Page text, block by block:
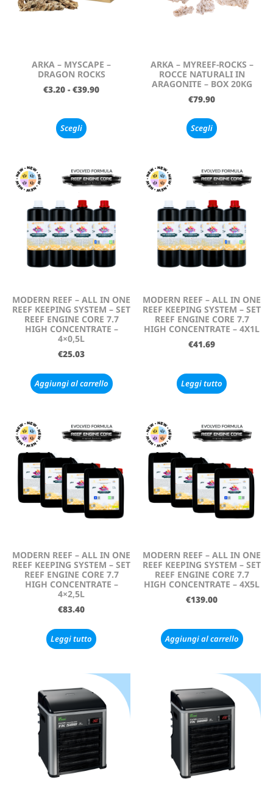
ARKA – MYSCAPE –
DRAGON ROCKS
€3.20 - €39.90
Scegli
ARKA – MYREEF-ROCKS –
ROCCE NATURALI IN
ARAGONITE – BOX 20KG
€79.90
Scegli
MODERN REEF – ALL IN ONE
REEF KEEPING SYSTEM – SET
REEF ENGINE CORE 7.7
HIGH CONCENTRATE –
4×0,5L
€25.03
Aggiungi al carrello
MODERN REEF – ALL IN ONE
REEF KEEPING SYSTEM – SET
REEF ENGINE CORE 7.7
HIGH CONCENTRATE – 4X1L
€41.69
Leggi tutto
MODERN REEF – ALL IN ONE
REEF KEEPING SYSTEM – SET
REEF ENGINE CORE 7.7
HIGH CONCENTRATE –
4×2,5L
€83.40
Leggi tutto
MODERN REEF – ALL IN ONE
REEF KEEPING SYSTEM – SET
REEF ENGINE CORE 7.7
HIGH CONCENTRATE – 4X5L
€139.00
Aggiungi al carrello